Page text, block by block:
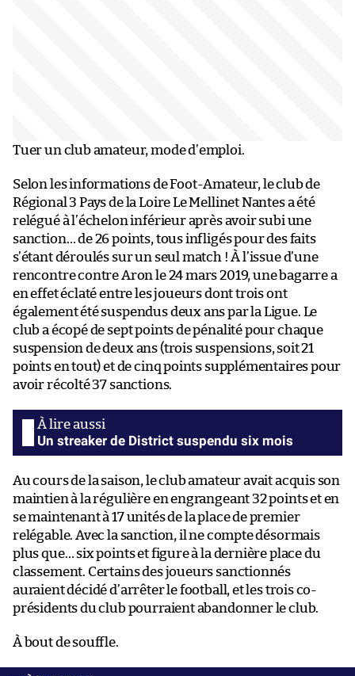
Tuer un club amateur, mode d’emploi.
Selon les informations de Foot-Amateur, le club de
Régional 3 Pays de la Loire Le Mellinet Nantes a été
relégué à l’échelon inférieur après avoir subi une
sanction… de 26 points, tous infligés pour des faits
s’étant déroulés sur un seul match ! À l’issue d’une
rencontre contre Aron le 24 mars 2019, une bagarre a
en effet éclaté entre les joueurs dont trois ont
également été suspendus deux ans par la Ligue. Le
club a écopé de sept points de pénalité pour chaque
suspension de deux ans (trois suspensions, soit 21
points en tout) et de cinq points supplémentaires pour
avoir récolté 37 sanctions.
Un streaker de District suspendu six mois
Au cours de la saison, le club amateur avait acquis son
maintien à la régulière en engrangeant 32 points et en
se maintenant à 17 unités de la place de premier
relégable. Avec la sanction, il ne compte désormais
plus que… six points et figure à la dernière place du
classement. Certains des joueurs sanctionnés
auraient décidé d’arrêter le football, et les trois co-
présidents du club pourraient abandonner le club.
À bout de souffle.